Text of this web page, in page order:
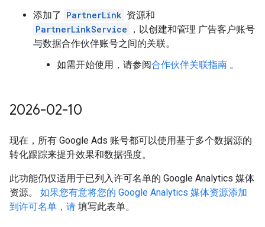
添加了 PartnerLink 资源和
PartnerLinkService
，以创建和管理 广告客户账号
与数据合作伙伴账号之间的关联。
如需开始使用，请参阅合作伙伴关联指南 。
2026-02-10
现在，所有 Google Ads 账号都可以使用基于多个数据源的
转化跟踪来提升效果和数据强度。
此功能仍仅适用于已列入许可名单的 Google Analytics 媒体
资源。 如果您有意将您的 Google Analytics 媒体资源添加
到许可名单，请 填写此表单。